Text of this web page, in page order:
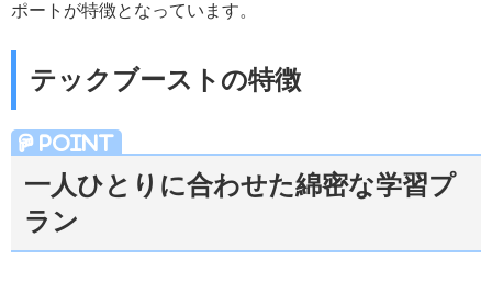
ポートが特徴となっています。
テックブーストの特徴
一人ひとりに合わせた綿密な学習プ
ラン